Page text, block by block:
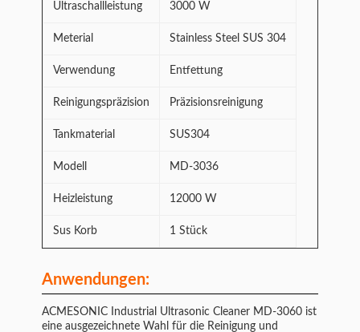
Ultraschallleistung 3000 W
Meterial Stainless Steel SUS 304
Verwendung Entfettung
Reinigungspräzision Präzisionsreinigung
Tankmaterial SUS304
Modell MD-3036
Heizleistung 12000 W
Sus Korb 1 Stück
Anwendungen:
ACMESONIC Industrial Ultrasonic Cleaner MD-3060 ist
eine ausgezeichnete Wahl für die Reinigung und